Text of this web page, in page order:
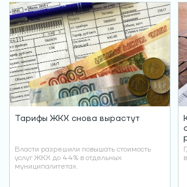
Тарифы ЖКХ снова вырастут
Власти разрешили повышать стоимость
услуг ЖКХ до 44% в отдельных
муниципалитетах.